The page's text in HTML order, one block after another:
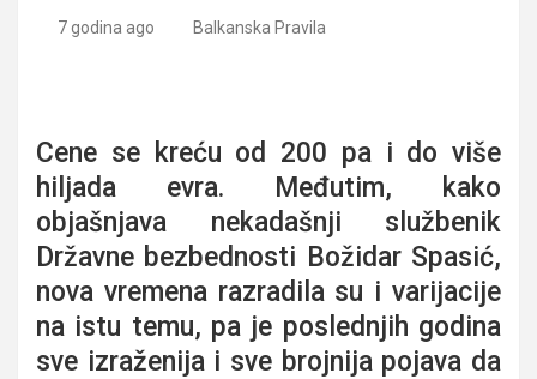
7 godina ago Balkanska Pravila
Cene se kreću od 200 pa i do više
hiljada evra. Međutim, kako
objašnjava nekadašnji službenik
Državne bezbednosti Božidar Spasić,
nova vremena razradila su i varijacije
na istu temu, pa je poslednjih godina
sve izraženija i sve brojnija pojava da